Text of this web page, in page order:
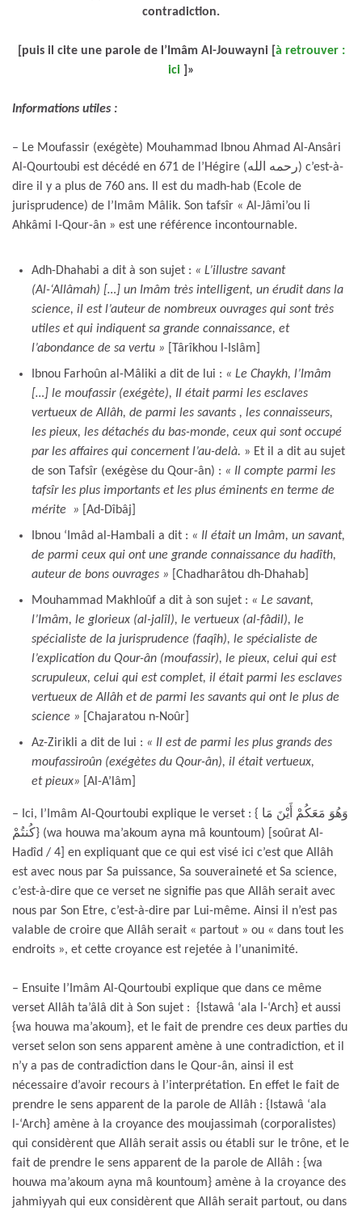
contradiction.
[puis il cite une parole de l’Imâm Al-Jouwayni [à retrouver :
ici ]»
Informations utiles :
– Le Moufassir (exégète) Mouhammad Ibnou Ahmad Al-Ansâri
Al-Qourtoubi est décédé en 671 de l’Hégire (رحمه الله) c’est-à-
dire il y a plus de 760 ans. Il est du madh-hab (Ecole de
jurisprudence) de l’Imâm Mâlik. Son tafsîr « Al-Jâmi’ou li
Ahkâmi l-Qour-ân » est une référence incontournable.
Adh-Dhahabi a dit à son sujet : « L’illustre savant
(Al-‘Allâmah) […] un Imâm très intelligent, un érudit dans la
science, il est l’auteur de nombreux ouvrages qui sont très
utiles et qui indiquent sa grande connaissance, et
l’abondance de sa vertu » [Târîkhou l-Islâm]
Ibnou Farhoûn al-Mâliki a dit de lui : « Le Chaykh, l’Imâm
[…] le moufassir (exégète), Il était parmi les esclaves
vertueux de Allâh, de parmi les savants , les connaisseurs,
les pieux, les détachés du bas-monde, ceux qui sont occupé
par les affaires qui concernent l’au-delà. » Et il a dit au sujet
de son Tafsîr (exégèse du Qour-ân) : « Il compte parmi les
tafsîr les plus importants et les plus éminents en terme de
mérite » [Ad-Dîbâj]
Ibnou ‘Imâd al-Hambali a dit : « Il était un Imâm, un savant,
de parmi ceux qui ont une grande connaissance du hadîth,
auteur de bons ouvrages » [Chadharâtou dh-Dhahab]
Mouhammad Makhloûf a dit à son sujet : « Le savant,
l’Imâm, le glorieux (al-jalîl), le vertueux (al-fâdil), le
spécialiste de la jurisprudence (faqîh), le spécialiste de
l’explication du Qour-ân (moufassir), le pieux, celui qui est
scrupuleux, celui qui est complet, il était parmi les esclaves
vertueux de Allâh et de parmi les savants qui ont le plus de
science » [Chajaratou n-Noûr]
Az-Zirikli a dit de lui : « Il est de parmi les plus grands des
moufassiroûn (exégètes du Qour-ân), il était vertueux,
et pieux» [Al-A’lâm]
– Ici, l’Imâm Al-Qourtoubi explique le verset : { وَهُوَ مَعَكُمْ أَيْنَ مَا
كُنتُمْ} (wa houwa ma’akoum ayna mâ kountoum) [soûrat Al-
Hadîd / 4] en expliquant que ce qui est visé ici c’est que Allâh
est avec nous par Sa puissance, Sa souveraineté et Sa science,
c’est-à-dire que ce verset ne signifie pas que Allâh serait avec
nous par Son Etre, c’est-à-dire par Lui-même. Ainsi il n’est pas
valable de croire que Allâh serait « partout » ou « dans tout les
endroits », et cette croyance est rejetée à l’unanimité.
– Ensuite l’Imâm Al-Qourtoubi explique que dans ce même
verset Allâh ta’âlâ dit à Son sujet : {Istawâ ‘ala l-‘Arch} et aussi
{wa houwa ma’akoum}, et le fait de prendre ces deux parties du
verset selon son sens apparent amène à une contradiction, et il
n’y a pas de contradiction dans le Qour-ân, ainsi il est
nécessaire d’avoir recours à l’interprétation. En effet le fait de
prendre le sens apparent de la parole de Allâh : {Istawâ ‘ala
l-‘Arch} amène à la croyance des moujassimah (corporalistes)
qui considèrent que Allâh serait assis ou établi sur le trône, et le
fait de prendre le sens apparent de la parole de Allâh : {wa
houwa ma’akoum ayna mâ kountoum} amène à la croyance des
jahmiyyah qui eux considèrent que Allâh serait partout, ou dans